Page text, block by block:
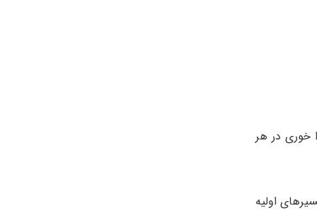
خوری در هر
اولیه